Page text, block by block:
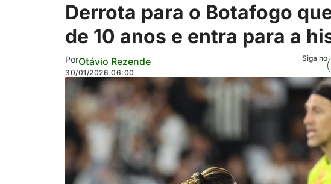
Derrota para o Botafogo
de 10 anos e entra para a
PorOtávio Rezende
30/01/2026 06:00
Siga no